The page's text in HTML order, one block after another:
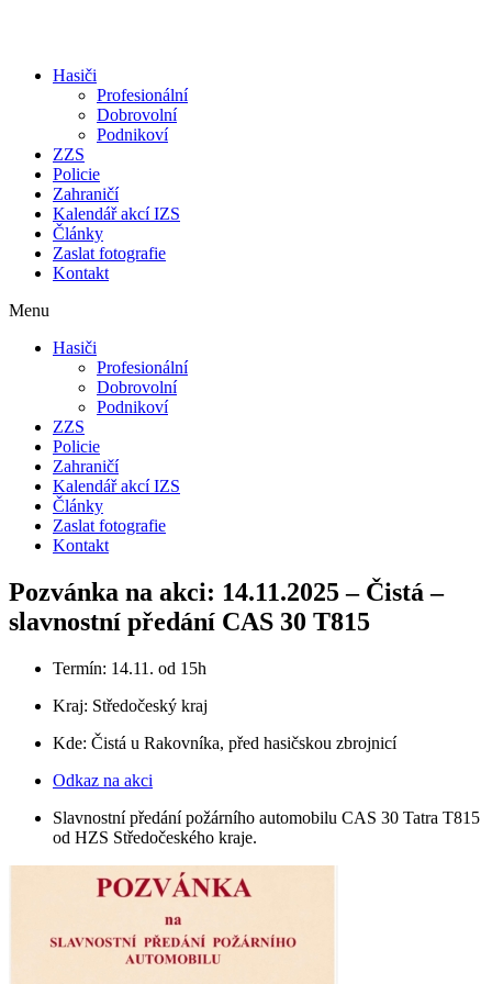
Hasiči
Profesionální
Dobrovolní
Podnikoví
ZZS
Policie
Zahraničí
Kalendář akcí IZS
Články
Zaslat fotografie
Kontakt
Menu
Hasiči
Profesionální
Dobrovolní
Podnikoví
ZZS
Policie
Zahraničí
Kalendář akcí IZS
Články
Zaslat fotografie
Kontakt
Pozvánka na akci: 14.11.2025 – Čistá –
slavnostní předání CAS 30 T815
Termín: 14.11. od 15h
Kraj: Středočeský kraj
Kde: Čistá u Rakovníka, před hasičskou zbrojnicí
Odkaz na akci
Slavnostní předání požárního automobilu CAS 30 Tatra T815
od HZS Středočeského kraje.